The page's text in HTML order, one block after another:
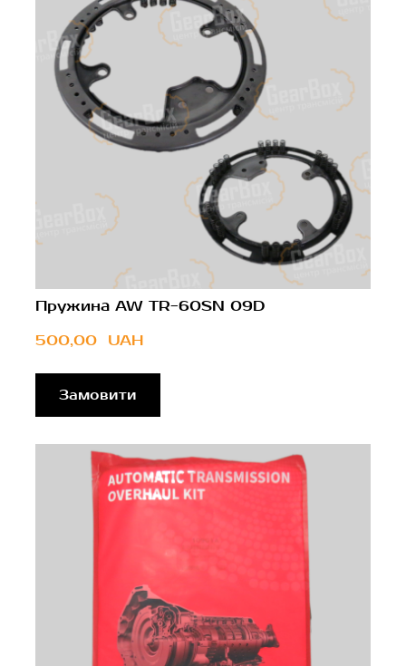
Пружина AW TR-60SN 09D
500,00  UAH
Замовити